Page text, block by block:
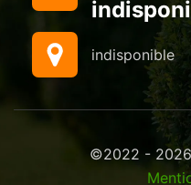
indisponible
©2022 -